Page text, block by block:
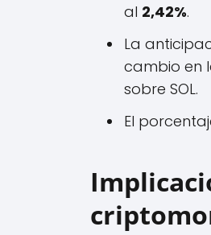
al 2,42%.
La
cambio en
sobre SOL.
El